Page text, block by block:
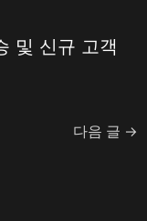
및 신규 고객
다음 글 →